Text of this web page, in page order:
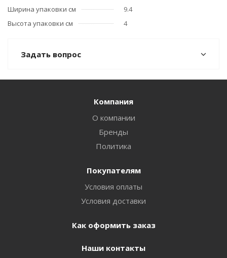
Ширина упаковки см
9.4
Высота упаковки см
4
Задать вопрос
Компания
О компании
Бренды
Политика
Покупателям
Условия оплаты
Условия доставки
Как оформить заказ
Наши контакты